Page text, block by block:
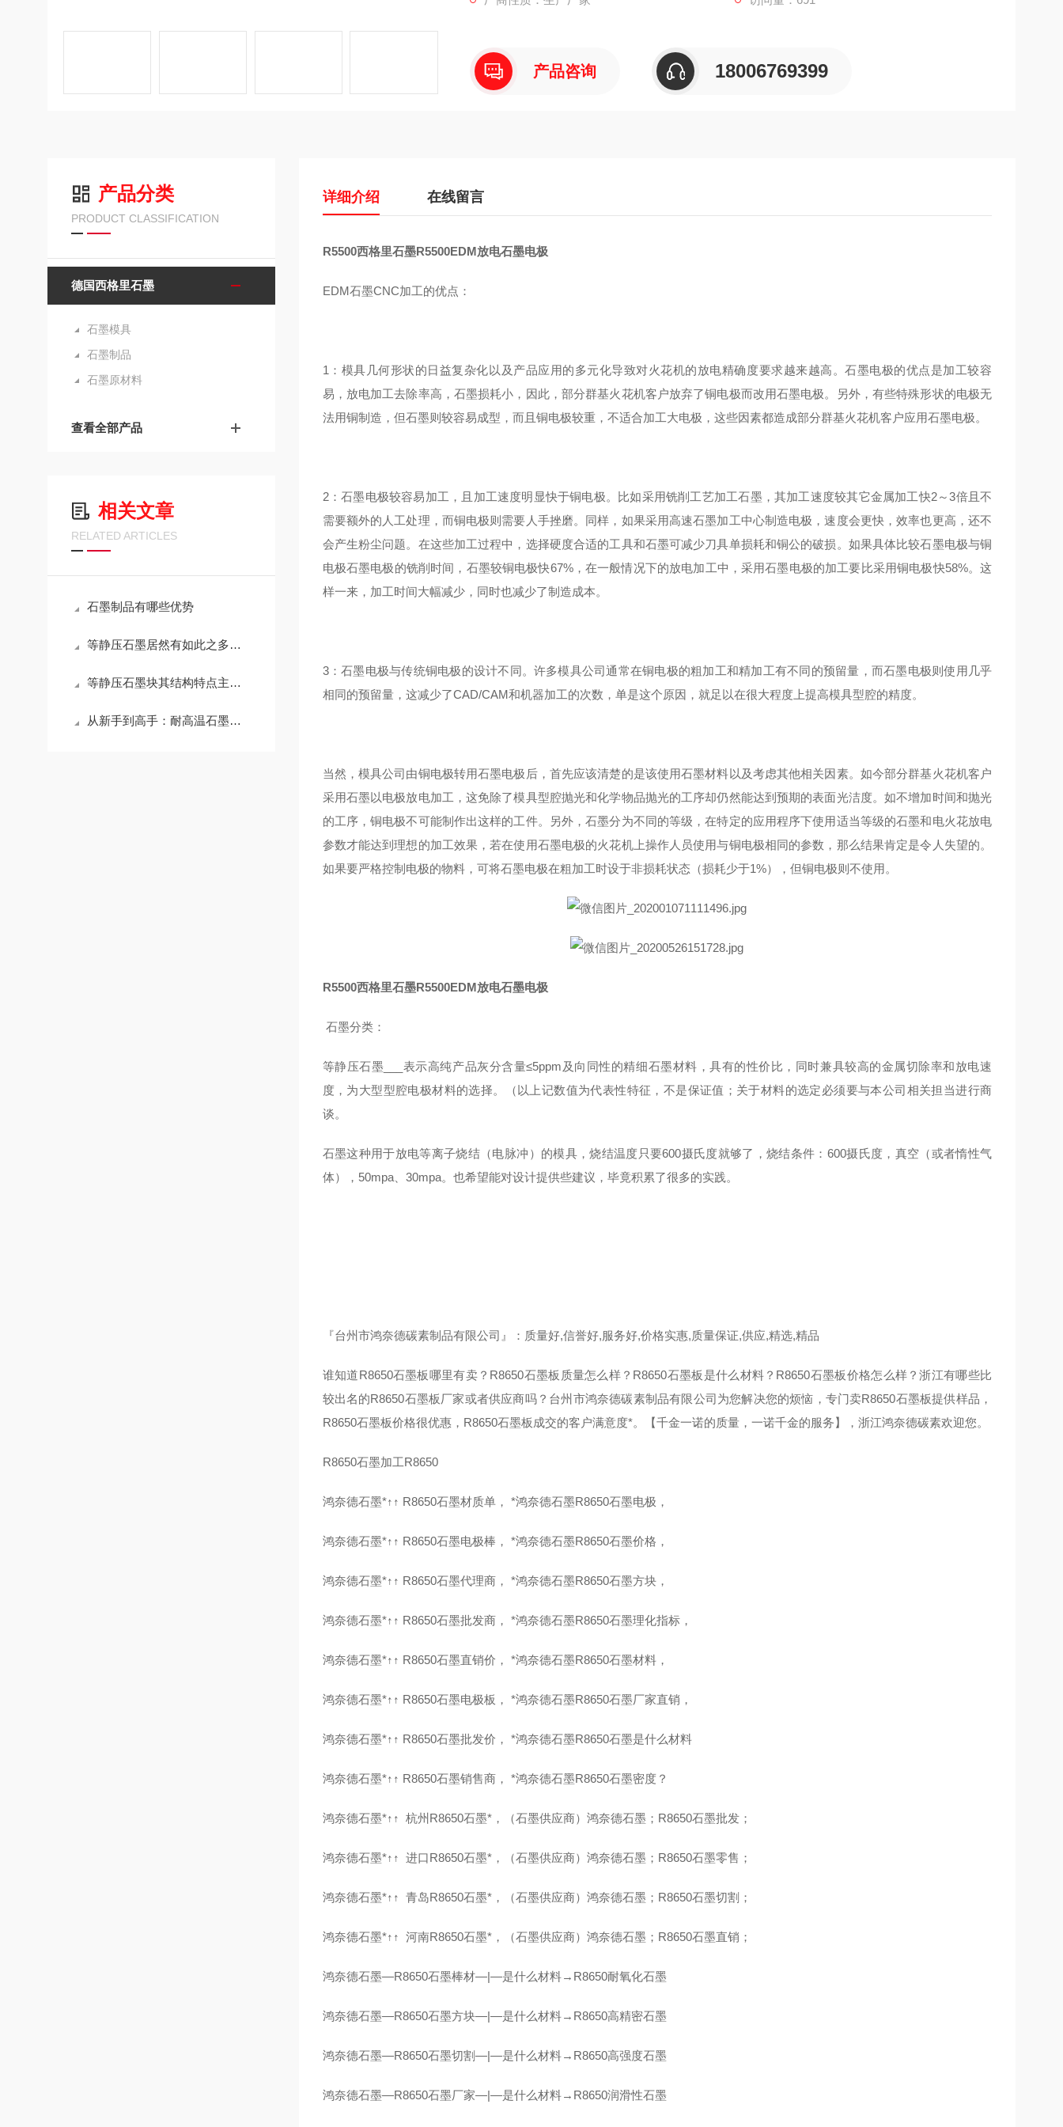
产品咨询 18006769399
产品分类
PRODUCT CLASSIFICATION
德国西格里石墨
石墨模具
石墨制品
石墨原材料
查看全部产品
相关文章
RELATED ARTICLES
石墨制品有哪些优势
等静压石墨居然有如此之多的作用
等静压石墨块其结构特点主要体现在以下几个方面
从新手到高手：耐高温石墨坩埚使用全攻略，让你的工作更出色！
详细介绍 在线留言
R5500西格里石墨R5500EDM放电石墨电极
EDM石墨CNC加工的优点：
1：模具几何形状的日益复杂化以及产品应用的多元化导致对火花机的放电精确度要求越来越高。石墨电极的优点是加工较容
易，放电加工去除率高，石墨损耗小，因此，部分群基火花机客户放弃了铜电极而改用石墨电极。另外，有些特殊形状的电极无
法用铜制造，但石墨则较容易成型，而且铜电极较重，不适合加工大电极，这些因素都造成部分群基火花机客户应用石墨电极。
2：石墨电极较容易加工，且加工速度明显快于铜电极。比如采用铣削工艺加工石墨，其加工速度较其它金属加工快2～3倍且不
需要额外的人工处理，而铜电极则需要人手挫磨。同样，如果采用高速石墨加工中心制造电极，速度会更快，效率也更高，还不
会产生粉尘问题。在这些加工过程中，选择硬度合适的工具和石墨可减少刀具单损耗和铜公的破损。如果具体比较石墨电极与铜
电极石墨电极的铣削时间，石墨较铜电极快67%，在一般情况下的放电加工中，采用石墨电极的加工要比采用铜电极快58%。这
样一来，加工时间大幅减少，同时也减少了制造成本。
3：石墨电极与传统铜电极的设计不同。许多模具公司通常在铜电极的粗加工和精加工有不同的预留量，而石墨电极则使用几乎
相同的预留量，这减少了CAD/CAM和机器加工的次数，单是这个原因，就足以在很大程度上提高模具型腔的精度。
当然，模具公司由铜电极转用石墨电极后，首先应该清楚的是该使用石墨材料以及考虑其他相关因素。如今部分群基火花机客户
采用石墨以电极放电加工，这免除了模具型腔抛光和化学物品抛光的工序却仍然能达到预期的表面光洁度。如不增加时间和抛光
的工序，铜电极不可能制作出这样的工件。另外，石墨分为不同的等级，在特定的应用程序下使用适当等级的石墨和电火花放电
参数才能达到理想的加工效果，若在使用石墨电极的火花机上操作人员使用与铜电极相同的参数，那么结果肯定是令人失望的。
如果要严格控制电极的物料，可将石墨电极在粗加工时设于非损耗状态（损耗少于1%），但铜电极则不使用。
R5500西格里石墨R5500EDM放电石墨电极
石墨分类：
等静压石墨___表示高纯产品灰分含量≤5ppm及向同性的精细石墨材料，具有的性价比，同时兼具较高的金属切除率和放电速
度，为大型型腔电极材料的选择。（以上记数值为代表性特征，不是保证值；关于材料的选定必须要与本公司相关担当进行商
谈。
石墨这种用于放电等离子烧结（电脉冲）的模具，烧结温度只要600摄氏度就够了，烧结条件：600摄氏度，真空（或者惰性气
体），50mpa、30mpa。也希望能对设计提供些建议，毕竟积累了很多的实践。
『台州市鸿奈德碳素制品有限公司』：质量好,信誉好,服务好,价格实惠,质量保证,供应,精选,精品
谁知道R8650石墨板哪里有卖？R8650石墨板质量怎么样？R8650石墨板是什么材料？R8650石墨板价格怎么样？浙江有哪些比
较出名的R8650石墨板厂家或者供应商吗？台州市鸿奈德碳素制品有限公司为您解决您的烦恼，专门卖R8650石墨板提供样品，
R8650石墨板价格很优惠，R8650石墨板成交的客户满意度*。【千金一诺的质量，一诺千金的服务】，浙江鸿奈德碳素欢迎您。
R8650石墨加工R8650
鸿奈德石墨*↑↑ R8650石墨材质单， *鸿奈德石墨R8650石墨电极，
鸿奈德石墨*↑↑ R8650石墨电极棒， *鸿奈德石墨R8650石墨价格，
鸿奈德石墨*↑↑ R8650石墨代理商， *鸿奈德石墨R8650石墨方块，
鸿奈德石墨*↑↑ R8650石墨批发商， *鸿奈德石墨R8650石墨理化指标，
鸿奈德石墨*↑↑ R8650石墨直销价， *鸿奈德石墨R8650石墨材料，
鸿奈德石墨*↑↑ R8650石墨电极板， *鸿奈德石墨R8650石墨厂家直销，
鸿奈德石墨*↑↑ R8650石墨批发价， *鸿奈德石墨R8650石墨是什么材料
鸿奈德石墨*↑↑ R8650石墨销售商， *鸿奈德石墨R8650石墨密度？
鸿奈德石墨*↑↑ 杭州R8650石墨*，（石墨供应商）鸿奈德石墨；R8650石墨批发；
鸿奈德石墨*↑↑ 进口R8650石墨*，（石墨供应商）鸿奈德石墨；R8650石墨零售；
鸿奈德石墨*↑↑ 青岛R8650石墨*，（石墨供应商）鸿奈德石墨；R8650石墨切割；
鸿奈德石墨*↑↑ 河南R8650石墨*，（石墨供应商）鸿奈德石墨；R8650石墨直销；
鸿奈德石墨—R8650石墨棒材—|—是什么材料→R8650耐氧化石墨
鸿奈德石墨—R8650石墨方块—|—是什么材料→R8650高精密石墨
鸿奈德石墨—R8650石墨切割—|—是什么材料→R8650高强度石墨
鸿奈德石墨—R8650石墨厂家—|—是什么材料→R8650润滑性石墨